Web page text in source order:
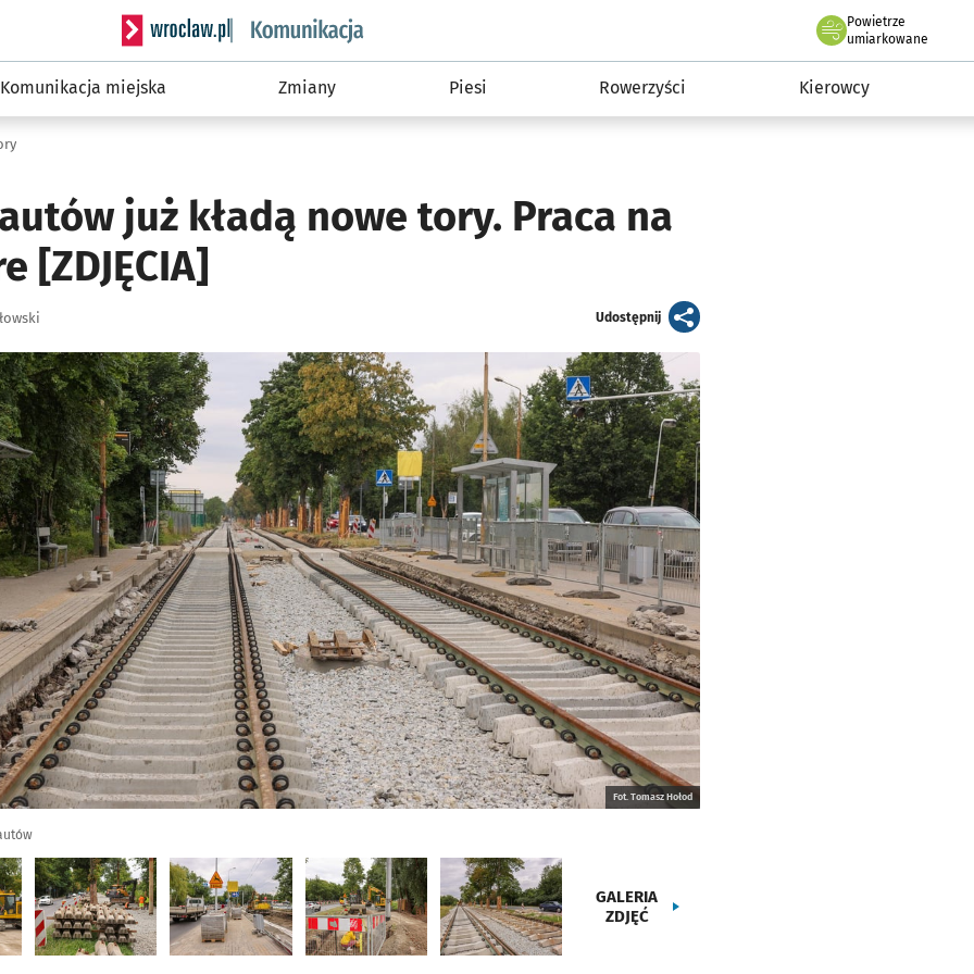
Serwis informacyjny wroclaw.pl podserwis: Komunikacja
Powietrze
we Wrocławiu
umiarkowane
Komunikacja miejska Zmiany Piesi Rowerzyści Kierowcy
już kładą nowe tory. Praca na
[ZDJĘCIA]
Udostępnijartykuł
Fot. Tomasz Hołod
GALERIA
ZDJĘĆ